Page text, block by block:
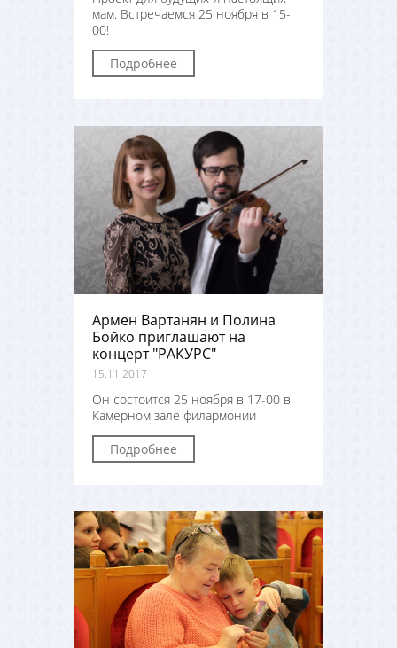
мам. Встречаемся 25 ноября в 15-
00!
Подробнее
Армен Вартанян и Полина
Бойко приглашают на
концерт "РАКУРС"
15.11.2017
Он состоится 25 ноября в 17-00 в
Камерном зале филармонии
Подробнее